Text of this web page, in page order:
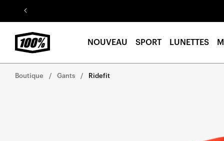
Aller au
contenu
NOUVEAU SPORT LUNETTES
Boutique Gants Ridefit